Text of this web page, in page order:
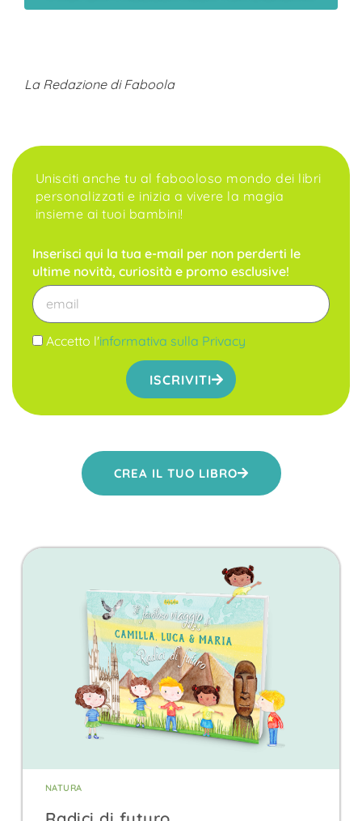
La Redazione di Faboola
Unisciti anche tu al fabooloso mondo dei libri
personalizzati e inizia a vivere la magia
insieme ai tuoi bambini!
Inserisci qui la tua e-mail per non perderti le
ultime novità, curiosità e promo esclusive!
Accetto l'informativa sulla Privacy
ISCRIVITI
CREA IL TUO LIBRO
NATURA